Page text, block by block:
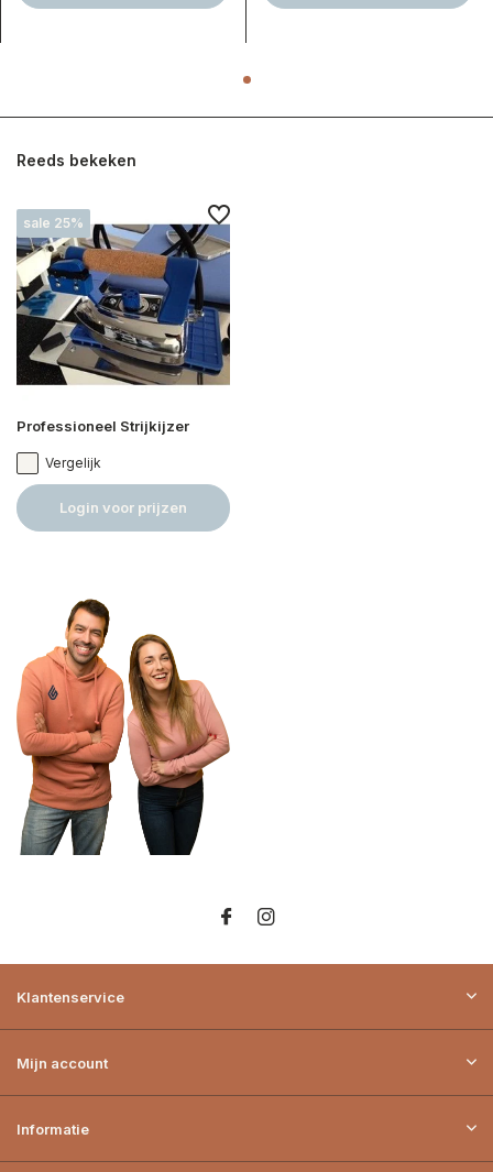
Reeds bekeken
sale 25%
Professioneel Strijkijzer
Vergelijk
Login voor prijzen
Klantenservice
Mijn account
Informatie